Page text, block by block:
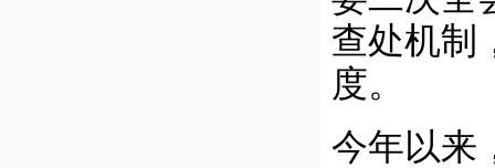
查处机制
度。
今年以来